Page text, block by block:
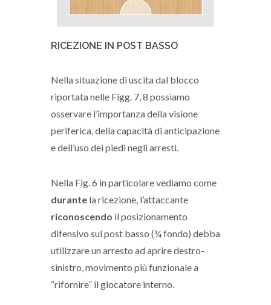
RICEZIONE IN POST BASSO
Nella situazione di uscita dal blocco
riportata nelle Figg. 7, 8 possiamo
osservare l’importanza della visione
periferica, della capacità di anticipazione
e dell’uso dei piedi negli arresti.
Nella Fig. 6 in particolare vediamo come
durante la ricezione, l’attaccante
riconoscendo il posizionamento
difensivo sul post basso (¾ fondo) debba
utilizzare un arresto ad aprire destro-
sinistro, movimento più funzionale a
“rifornire” il giocatore interno.